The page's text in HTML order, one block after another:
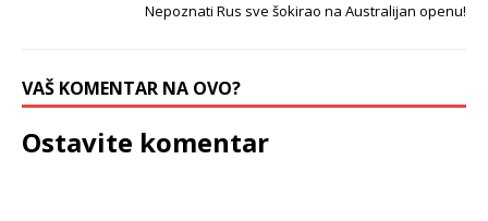
Nepoznati Rus sve šokirao na Australijan openu!
VAŠ KOMENTAR NA OVO?
Ostavite komentar